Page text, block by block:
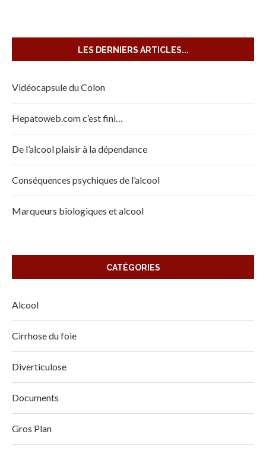
LES DERNIERS ARTICLES...
Vidéocapsule du Colon
Hepatoweb.com c’est fini…
De l’alcool plaisir à la dépendance
Conséquences psychiques de l’alcool
Marqueurs biologiques et alcool
CATÉGORIES
Alcool
Cirrhose du foie
Diverticulose
Documents
Gros Plan